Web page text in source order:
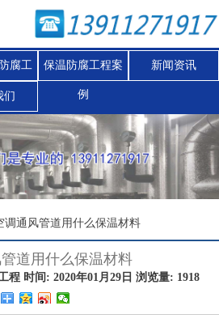
腐工 保温防腐工程案
例
新闻资讯
们
调通风管道用什么保温材料
道用什么保温材料
程 时间: 2020年01月29日 浏览量: 1918